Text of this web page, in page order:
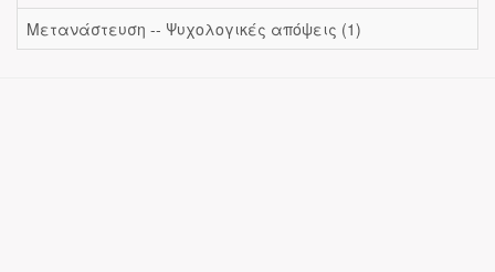
Μετανάστευση -- Ψυχολογικές απόψεις (1)